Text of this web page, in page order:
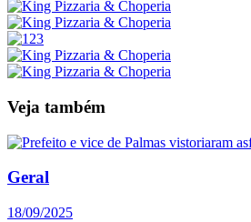
Veja também
Geral
18/09/2025